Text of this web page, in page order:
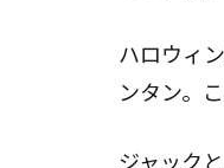
ハロウィ
ンタン。
ジャック